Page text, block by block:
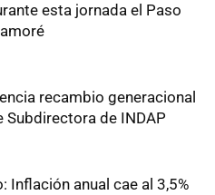
esta jornada el Paso
recambio generacional
Subdirectora de INDAP
Inflación anual cae al 3,5%